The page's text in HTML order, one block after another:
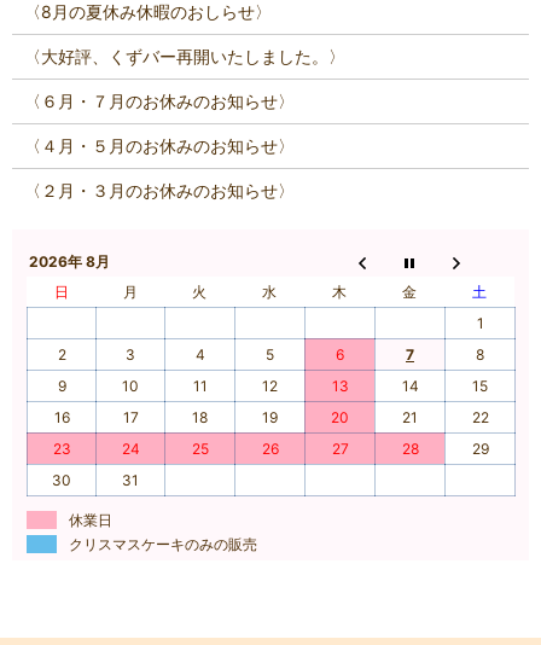
〈8月の夏休み休暇のおしらせ〉
〈大好評、くずバー再開いたしました。〉
〈６月・７月のお休みのお知らせ〉
〈４月・５月のお休みのお知らせ〉
〈２月・３月のお休みのお知らせ〉
2026年 8月
日
月 火 水 木 金
土
1
2
3 4 5 6 7
8
9
10 11 12 13 14
15
16
17 18 19 20 21
22
23
24 25 26 27 28
29
30
31
休業日
クリスマスケーキのみの販売